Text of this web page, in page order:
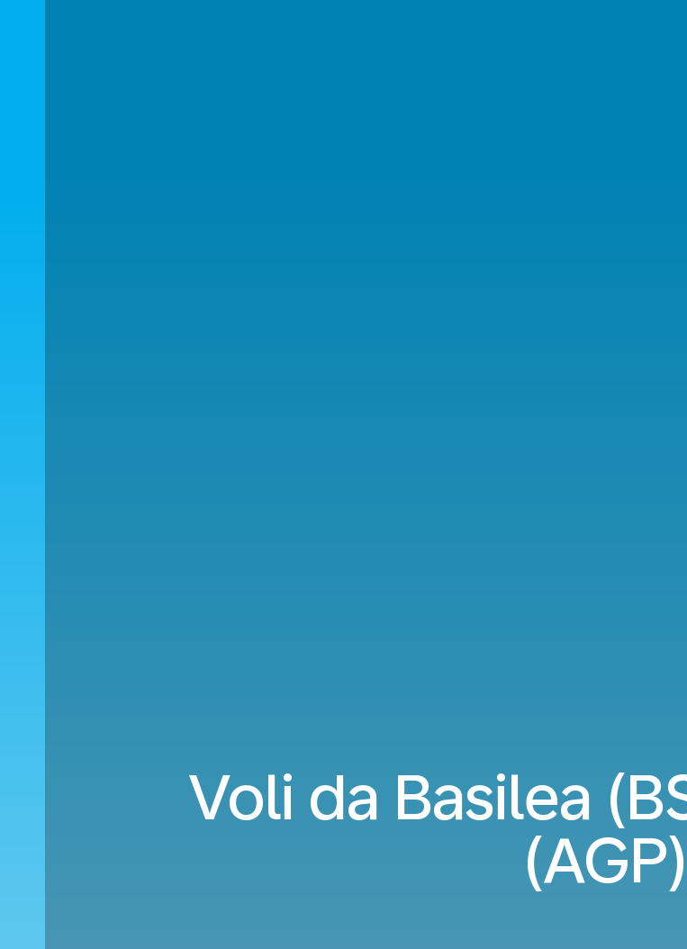
Voli da Basilea
(AGP)